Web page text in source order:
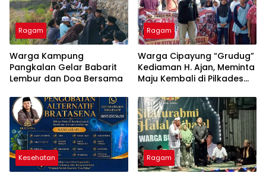
Ragam
Warga Kampung
Pangkalan Gelar Babarit
Lembur dan Doa Bersama
Ragam
Warga Cipayung “Grudug”
Kediaman H. Ajan, Meminta
Maju Kembali di Pilkades
Kesehatan Ragam